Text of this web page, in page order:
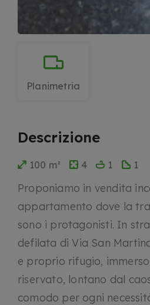
Planimetria
Descrizione
100 m² 4 1 1
Proponiamo in vendita
appartamento dove la
sono i protagonisti. In
defilata di Via San
e proprio rifugio,
riservato, lontano dal
comodo per ogni